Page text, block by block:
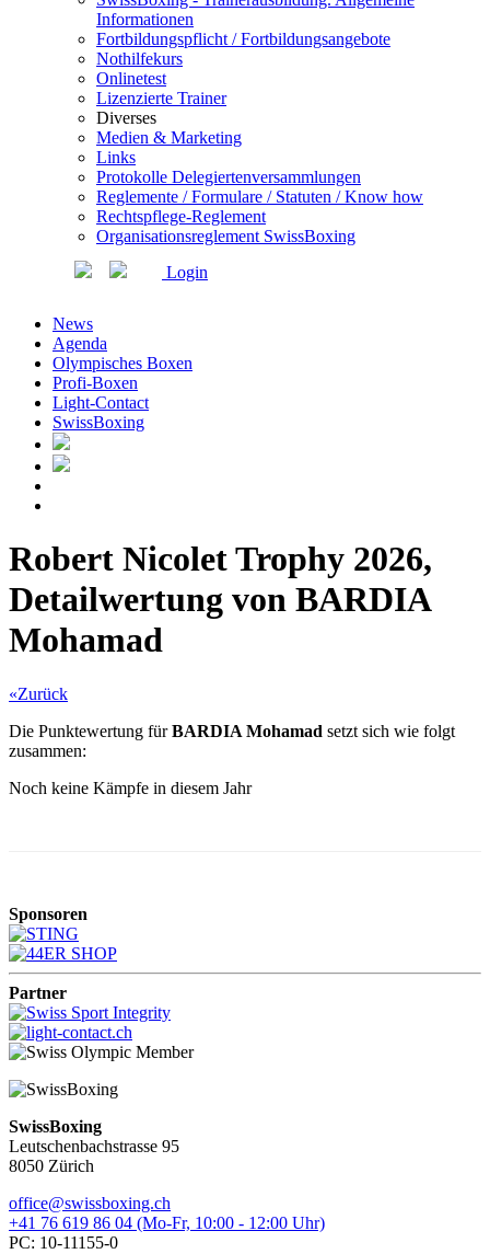
Informationen
Fortbildungspflicht / Fortbildungsangebote
Nothilfekurs
Onlinetest
Lizenzierte Trainer
Diverses
Medien & Marketing
Links
Protokolle Delegiertenversammlungen
Reglemente / Formulare / Statuten / Know how
Rechtspflege-Reglement
Organisationsreglement SwissBoxing
Login
News
Agenda
Olympisches Boxen
Profi-Boxen
Light-Contact
SwissBoxing
Robert Nicolet Trophy 2026,
Detailwertung von BARDIA
Mohamad
«Zurück
Die Punktewertung fürBARDIA Mohamad setzt sich wie folgt
zusammen:
Noch keine Kämpfe in diesem Jahr
Sponsoren
Partner
SwissBoxing
Leutschenbachstrasse 95
8050 Zürich
office@swissboxing.ch
+41 76 619 86 04 (Mo-Fr, 10:00 - 12:00 Uhr)
PC: 10-11155-0